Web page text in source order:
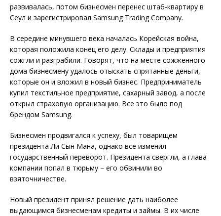
развивалась, потом бизнесмен перенес штаб-квартиру в
Сеул и зарегистрировал Samsung Trading Company.
В середине минувшего века началась Корейская война,
которая положила конец его делу. Склады и предприятия
сожгли и разграбили. Говорят, что на месте сожженного
дома бизнесмену удалось отыскать спрятанные деньги,
которые он и вложил в новый бизнес. Предприниматель
купил текстильное предприятие, сахарный завод, а после
открыл страховую организацию. Все это было под
брендом Samsung.
Бизнесмен продвигался к успеху, был товарищем
президента Ли Сын Мана, однако все изменил
государственный переворот. Президента свергли, а глава
компании попал в тюрьму – его обвинили во
взяточничестве.
Новый президент принял решение дать наиболее
выдающимся бизнесменам кредиты и займы. В их числе